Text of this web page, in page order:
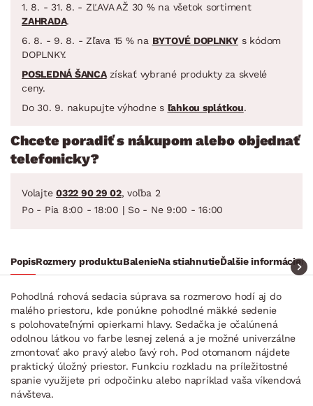
1. 8. - 31. 8. - ZĽAVA AŽ 30 % na všetok sortiment
ZAHRADA.
6. 8. - 9. 8. - Zľava 15 % na BYTOVÉ DOPLNKY s kódom
DOPLNKY.
POSLEDNÁ ŠANCAzískať vybrané produkty za skvelé
ceny.
Do 30. 9. nakupujte výhodne s ľahkou splátkou.
Chcete poradiť s nákupom alebo objednať
telefonicky?
Volajte 0322 90 29 02, voľba 2
Po - Pia 8:00 - 18:00 | So - Ne 9:00 - 16:00
PopisRozmery produktuBalenieNa stiahnutieĎalšie informácie
Pohodlná rohová sedacia súprava sa rozmerovo hodí aj do
malého priestoru, kde ponúkne pohodlné mäkké sedenie
s polohovateľnými opierkami hlavy. Sedačka je očalúnená
odolnou látkou vo farbe lesnej zelená a je možné univerzálne
zmontovať ako pravý alebo ľavý roh. Pod otomanom nájdete
praktický úložný priestor. Funkciu rozkladu na príležitostné
spanie využijete pri odpočinku alebo napríklad vaša víkendová
návšteva.